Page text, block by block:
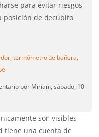
para evitar riesgos
posición de decúbito
termómetro de bañera,
por Miriam, sábado, 10
son visibles
tiene una cuenta de